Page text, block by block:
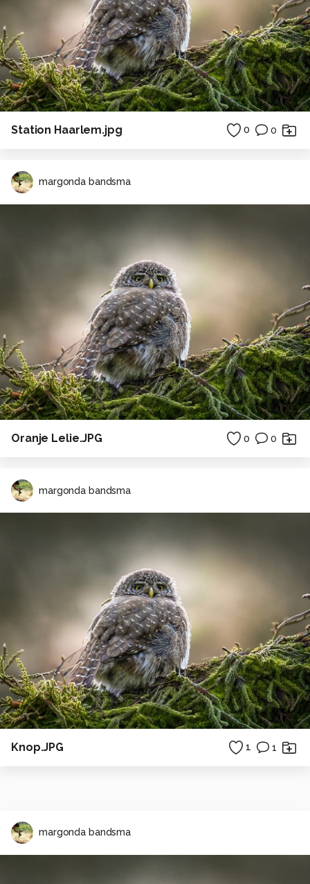
Station Haarlem.jpg 0 0
margonda bandsma
Oranje Lelie.JPG 0 0
margonda bandsma
Knop.JPG 1 1
margonda bandsma